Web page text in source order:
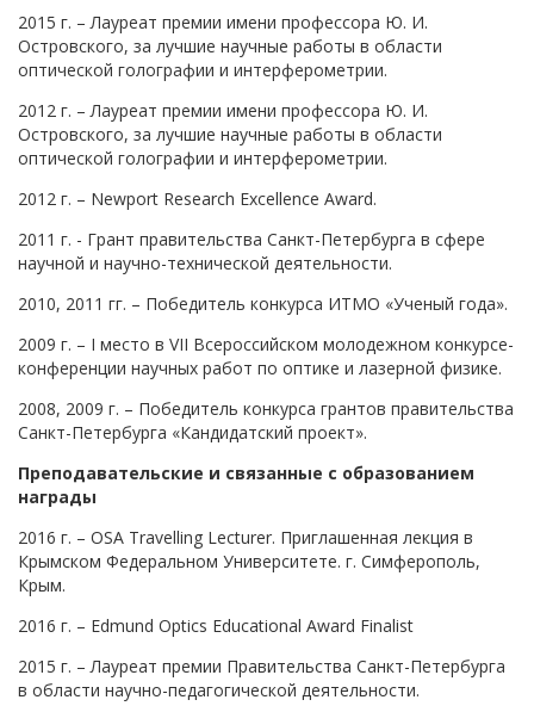
2015 г. – Лауреат премии имени профессора Ю. И.
Островского, за лучшие научные работы в области
оптической голографии и интерферометрии.
2012 г. – Лауреат премии имени профессора Ю. И.
Островского, за лучшие научные работы в области
оптической голографии и интерферометрии.
2012 г. – Newport Research Excellence Award.
2011 г. - Грант правительства Санкт-Петербурга в сфере
научной и научно-технической деятельности.
2010, 2011 гг. – Победитель конкурса ИТМО «Ученый года».
2009 г. – I место в VII Всероссийском молодежном конкурсе-
конференции научных работ по оптике и лазерной физике.
2008, 2009 г. – Победитель конкурса грантов правительства
Санкт-Петербурга «Кандидатский проект».
Преподавательские и связанные с образованием
награды
2016 г. – OSA Travelling Lecturer. Приглашенная лекция в
Крымском Федеральном Университете. г. Симферополь,
Крым.
2016 г. – Edmund Optics Educational Award Finalist
2015 г. – Лауреат премии Правительства Санкт-Петербурга
в области научно-педагогической деятельности.